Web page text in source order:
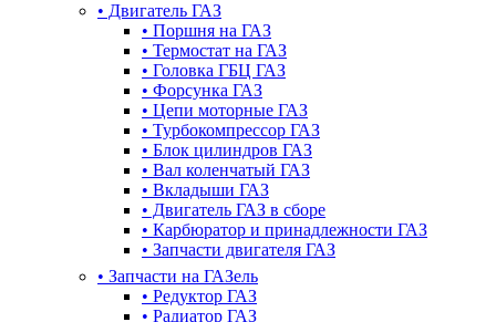
• Двигатель ГАЗ
• Поршня на ГАЗ
• Термостат на ГАЗ
• Головка ГБЦ ГАЗ
• Форсунка ГАЗ
• Цепи моторные ГАЗ
• Турбокомпрессор ГАЗ
• Блок цилиндров ГАЗ
• Вал коленчатый ГАЗ
• Вкладыши ГАЗ
• Двигатель ГАЗ в сборе
• Карбюратор и принадлежности ГАЗ
• Запчасти двигателя ГАЗ
• Запчасти на ГАЗель
• Редуктор ГАЗ
• Радиатор ГАЗ